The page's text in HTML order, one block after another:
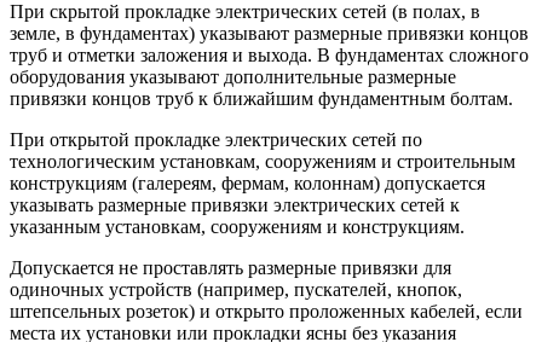
При скрытой прокладке электрических сетей (в полах, в
земле, в фундаментах) указывают размерные привязки концов
труб и отметки заложения и выхода. В фундаментах сложного
оборудования указывают дополнительные размерные
привязки концов труб к ближайшим фундаментным болтам.
При открытой прокладке электрических сетей по
технологическим установкам, сооружениям и строительным
конструкциям (галереям, фермам, колоннам) допускается
указывать размерные привязки электрических сетей к
указанным установкам, сооружениям и конструкциям.
Допускается не проставлять размерные привязки для
одиночных устройств (например, пускателей, кнопок,
штепсельных розеток) и открыто проложенных кабелей, если
места их установки или прокладки ясны без указания